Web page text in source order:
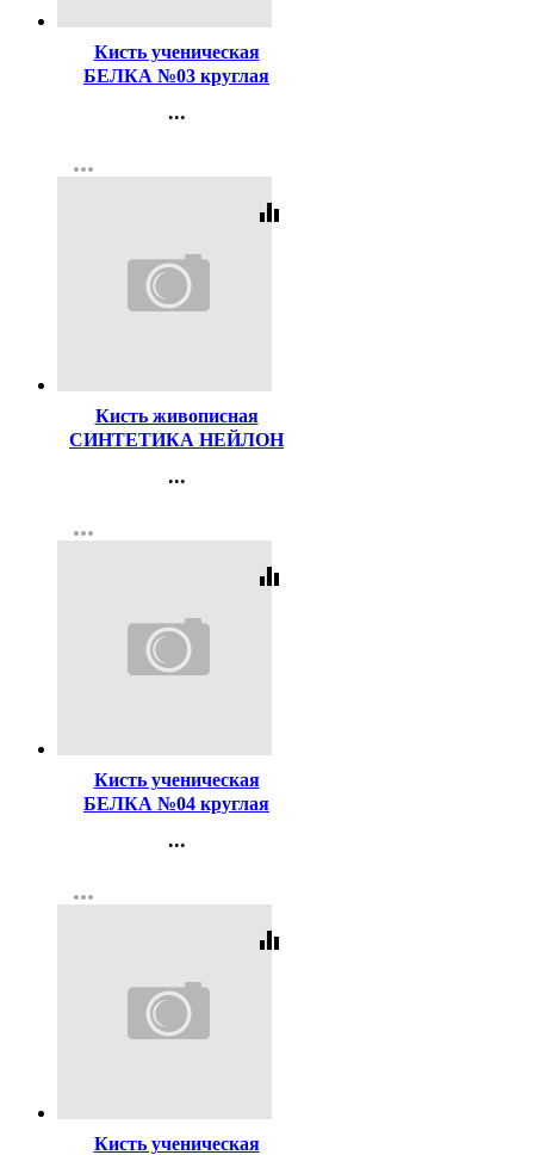
Кисть ученическая
БЕЛКА №03 круглая
...
Регистрация
more_horiz
equalizer
Кисть живописная
СИНТЕТИКА НЕЙЛОН
...
Регистрация
more_horiz
equalizer
Кисть ученическая
БЕЛКА №04 круглая
...
Регистрация
more_horiz
equalizer
Кисть ученическая